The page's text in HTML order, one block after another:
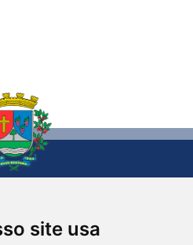
site usa